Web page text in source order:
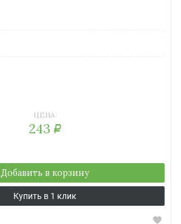
ЦЕНА:
243 Р
Добавить в корзину
Купить в 1 клик